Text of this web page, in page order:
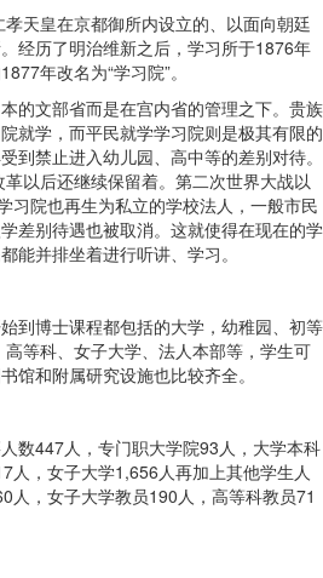
天皇在京都御所内设立的、以面向朝廷
经历了明治维新之后，学习所于1876年
年改名为“学习院”。
的文部省而是在宫内省的管理之下。贵族
就学，而平民就学学习院则是极其有限的
到禁止进入幼儿园、高中等的差别对待。
以后还继续保留着。第二次世界大战以
习院也再生为私立的学校法人，一般市民
差别待遇也被取消。这就使得在现在的学
能并排坐着进行听讲、学习。
到博士课程都包括的大学，幼稚园、初等
等科、女子大学、法人本部等，学生可
馆和附属研究设施也比较齐全。
数447人，专门职大学院93人，大学本科
人，女子大学1,656人再加上其他学生人
人，女子大学教员190人，高等科教员71